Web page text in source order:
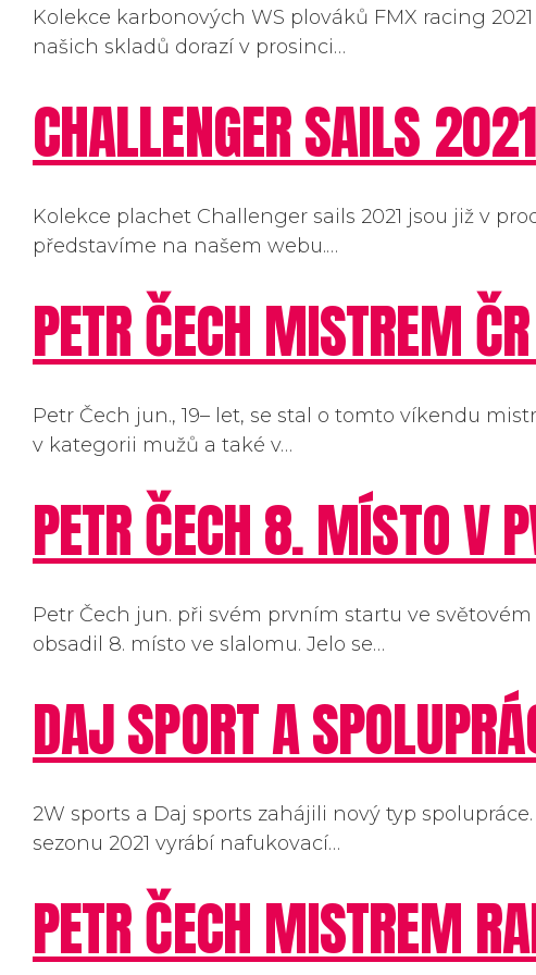
Kolekce karbonových WS plováků FMX racing
našich skladů dorazí v prosinci…
CHALLENGER SAILS 2021
Kolekce plachet Challenger sails 2021 jsou již v
představíme na našem webu.…
PETR ČECH MISTREM
Petr Čech jun., 19– let, se stal o tomto víkendu
v kategorii mužů a také v…
PETR ČECH 8. MÍSTO V
Petr Čech jun. při svém prvním startu ve
obsadil 8. místo ve slalomu. Jelo se…
DAJ SPORT A
2W sports a Daj sports zahájili nový typ
sezonu 2021 vyrábí nafukovací…
PETR ČECH MISTREM